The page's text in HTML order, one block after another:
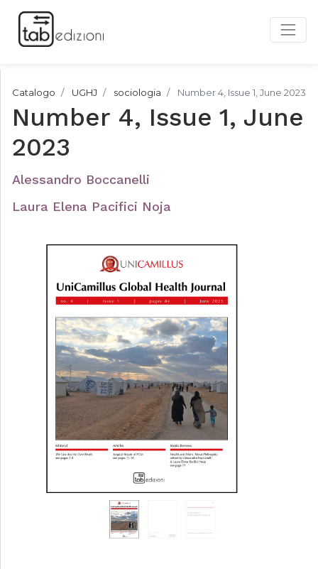
Catalogo UGHJ sociologia Number 4, Issue 1, June 2023
Number 4, Issue 1, June
2023
Alessandro Boccanelli
Laura Elena Pacifici Noja